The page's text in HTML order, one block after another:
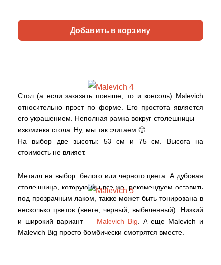
Добавить в корзину
Стол (а если заказать повыше, то и консоль) Malevich
относительно прост по форме. Его простота является
его украшением. Неполная рамка вокруг столешницы —
изюминка стола. Ну, мы так считаем 🙂
На выбор две высоты: 53 см и 75 см. Высота на
стоимость не влияет.
Металл на выбор: белого или черного цвета. А дубовая
столешница, которую мы все же рекомендуем оставить
под прозрачным лаком, также может быть тонирована в
несколько цветов (венге, черный, выбеленный). Низкий
и широкий вариант — Malevich Big . А еще Malevich и
Malevich Big просто бомбически смотрятся вместе.